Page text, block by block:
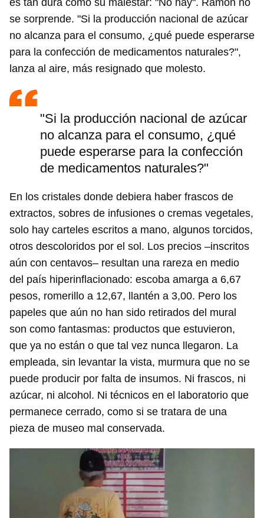
es tan dura como su malestar: "No hay". Ramón no
se sorprende. "Si la producción nacional de azúcar
no alcanza para el consumo, ¿qué puede esperarse
para la confección de medicamentos naturales?",
lanza al aire, más resignado que molesto.
"Si la producción nacional de azúcar
no alcanza para el consumo, ¿qué
puede esperarse para la confección
de medicamentos naturales?"
En los cristales donde debiera haber frascos de
extractos, sobres de infusiones o cremas vegetales,
solo hay carteles escritos a mano, algunos torcidos,
otros descoloridos por el sol. Los precios –inscritos
aún con centavos– resultan una rareza en medio
del país hiperinflacionado: escoba amarga a 6,67
pesos, romerillo a 12,67, llantén a 3,00. Pero los
papeles que aún no han sido retirados del mural
son como fantasmas: productos que estuvieron,
que ya no están o que tal vez nunca llegaron. La
empleada, sin levantar la vista, murmura que no se
puede producir por falta de insumos. Ni frascos, ni
azúcar, ni alcohol. Ni técnicos en el laboratorio que
permanece cerrado, como si se tratara de una
pieza de museo mal conservada.